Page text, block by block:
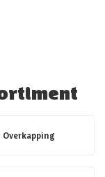
Overkapping